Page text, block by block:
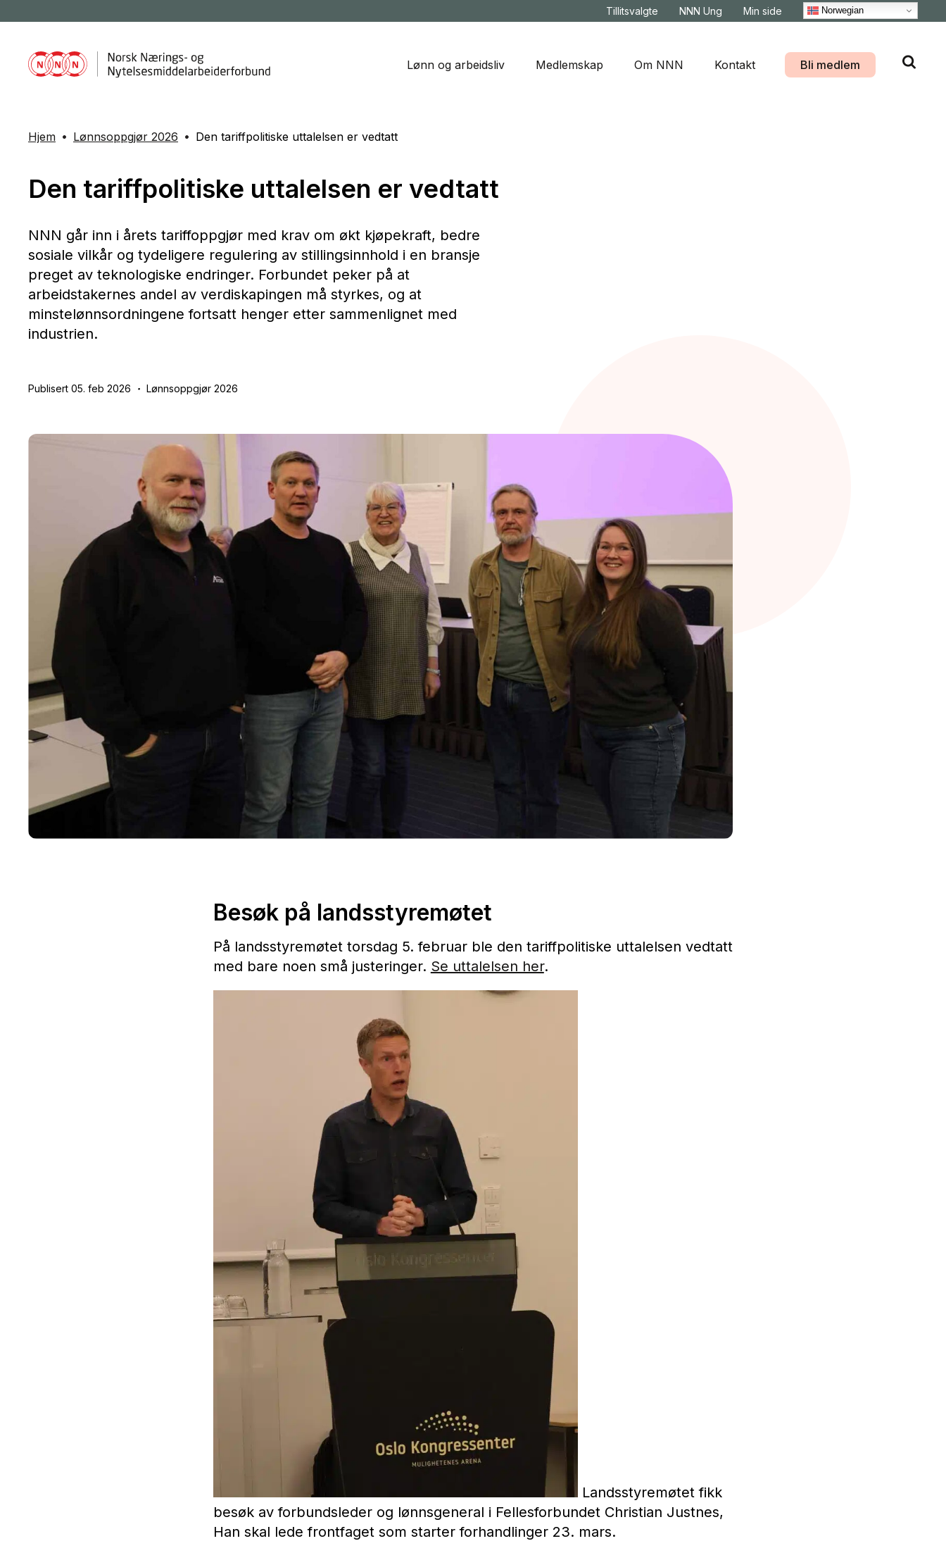
Tillitsvalgte NNN Ung Min side Norwegian
Lønn og arbeidsliv Medlemskap Om NNN Kontakt Bli medlem
Hjem Lønnsoppgjør 2026 Den tariffpolitiske uttalelsen er vedtatt
Den tariffpolitiske uttalelsen er vedtatt
NNN går inn i årets tariffoppgjør med krav om økt kjøpekraft, bedre
sosiale vilkår og tydeligere regulering av stillingsinnhold i en bransje
preget av teknologiske endringer. Forbundet peker på at
arbeidstakernes andel av verdiskapingen må styrkes, og at
minstelønnsordningene fortsatt henger etter sammenlignet med
industrien.
Publisert 05. feb 2026 Lønnsoppgjør 2026
Besøk på landsstyremøtet
På landsstyremøtet torsdag 5. februar ble den tariffpolitiske uttalelsen vedtatt
med bare noen små justeringer. Se uttalelsen her.
Landsstyremøtet fikk
besøk av forbundsleder og lønnsgeneral i Fellesforbundet Christian Justnes,
Han skal lede frontfaget som starter forhandlinger 23. mars.